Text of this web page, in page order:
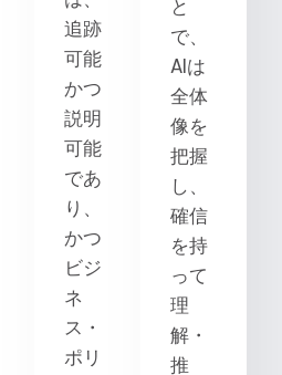
追跡
可能
かつ
説明
可能
であ
り、
かつ
ビジ
ネ
ス・
ポリ
と
で、
AIは
全体
像を
把握
し、
確信
を持
って
理
解・
推